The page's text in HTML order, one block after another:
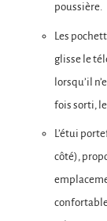
poussière.
Les
glisse le
lorsqu’il
fois sorti,
L’étui
côté),